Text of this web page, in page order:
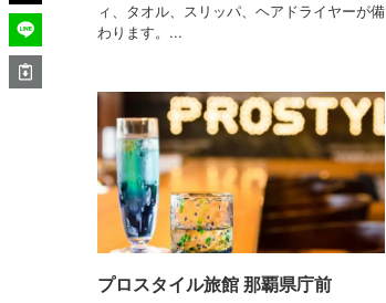
ィ、タオル、スリッパ、ヘアドライヤーが備
わります。...
プロスタイル旅館 那覇県庁前